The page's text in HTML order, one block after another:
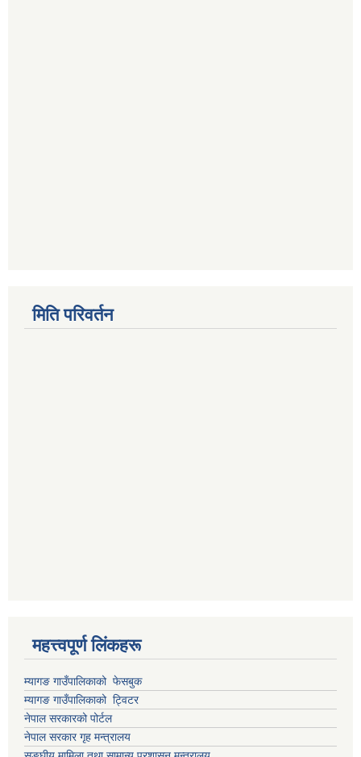
मिति परिवर्तन
महत्त्वपूर्ण लिंकहरू
म्यागङ गाउँपालिकाको फेसबुक
म्यागङ गाउँपालिकाको ट्विटर
नेपाल सरकारको पोर्टल
नेपाल सरकार गृह मन्त्रालय